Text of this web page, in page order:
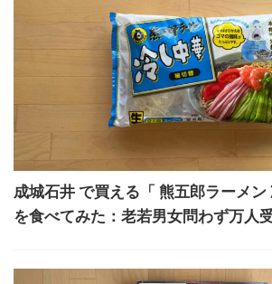
成城石井 で買える「 熊五郎ラーメン
を食べてみた：老若男女問わず万人